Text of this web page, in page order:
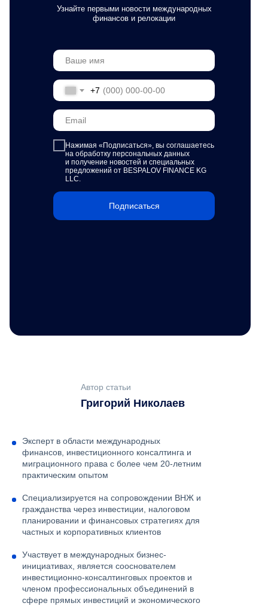
Узнайте первыми новости международных
финансов и релокации
+7
Нажимая «Подписаться», вы соглашаетесь
на обработку персональных данных
и получение новостей и специальных
предложений от BESPALOV FINANCE KG
LLC.
Подписаться
Григорий Николаев
Автор статьи
Эксперт в области международных
финансов, инвестиционного консалтинга и
миграционного права с более чем 20-летним
практическим опытом
Специализируется на сопровождении ВНЖ и
гражданства через инвестиции, налоговом
планировании и финансовых стратегиях для
частных и корпоративных клиентов
Участвует в международных бизнес-
инициативах, является сооснователем
инвестиционно-консалтинговых проектов и
членом профессиональных объединений в
сфере прямых инвестиций и экономического